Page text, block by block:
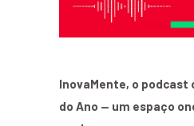
InovaMente, o podcast
do Ano — um espaço